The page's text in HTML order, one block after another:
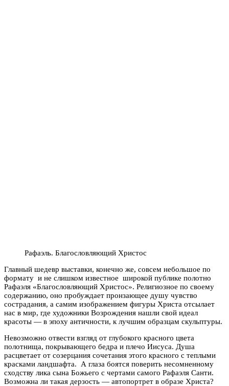
Рафаэль. Благословляющий Христос
Главный шедевр выставки, конечно же, совсем небольшое по
формату и не слишком известное широкой публике полотно
Рафаэля «Благословляющий Христос». Религиозное по своему
содержанию, оно пробуждает пронзающее душу чувство
сострадания, а самим изображением фигуры Христа отсылает
нас в мир, где художники Возрождения нашли свой идеал
красоты — в эпоху античности, к лучшим образцам скульптуры.
Невозможно отвести взгляд от глубокого красного цвета
полотнища, покрывающего бедра и плечо Иисуса. Душа
расцветает от созерцания сочетания этого красного с теплыми
красками ландшафта. А глаза боятся поверить несомненному
сходству лика сына Божьего с чертами самого Рафаэля Санти.
Возможна ли такая дерзость — автопортрет в образе Христа?